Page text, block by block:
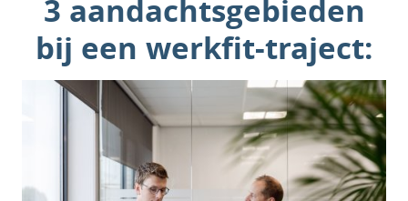
3 aandachtsgebieden
bij een werkfit-traject: